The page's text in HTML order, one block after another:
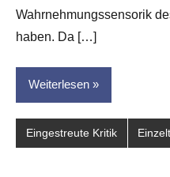
Wahrnehmungssensorik
haben. Da […]
Weiterlesen
Eingestreute Kritik